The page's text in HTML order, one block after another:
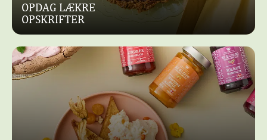
OPDAG LÆKRE
OPSKRIFTER